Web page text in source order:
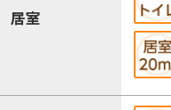
居室